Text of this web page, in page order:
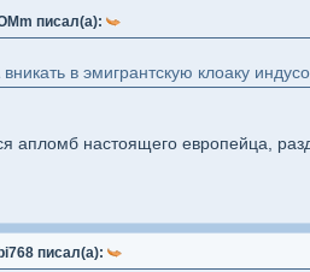
писал(а):
в эмигрантскую клоаку
апломб настоящего европейца,
писал(а):